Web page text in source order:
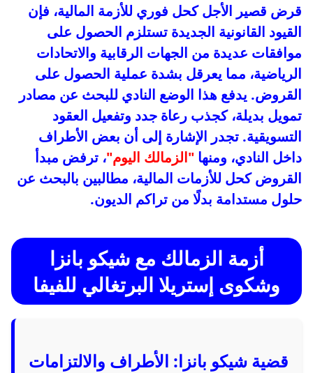
قرض قصير الأجل كحل فوري للأزمة المالية، فإن
القيود القانونية الجديدة تستلزم الحصول على
موافقات عديدة من الجهات الرقابية والاتحادات
الرياضية، مما يعرقل بشدة عملية الحصول على
القروض. يدفع هذا الوضع النادي للبحث عن مصادر
تمويل بديلة، كجذب رعاة جدد وتفعيل العقود
التسويقية. تجدر الإشارة إلى أن بعض الأطراف
داخل النادي، ومنها "الزمالك اليوم"، ترفض مبدأ
القروض كحل للأزمات المالية، مطالبين بالبحث عن
حلول مستدامة بدلًا من تراكم الديون.
أزمة الزمالك مع شيكو بانزا
وشكوى إستريلا البرتغالي للفيفا
قضية شيكو بانزا: الأطراف والالتزامات